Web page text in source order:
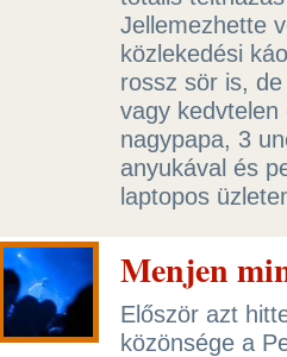
Jellemezhette
közlekedési
rossz sör is,
vagy
nagypapa, 3
anyukával és
laptopos
Menjen
Először azt
közönsége a